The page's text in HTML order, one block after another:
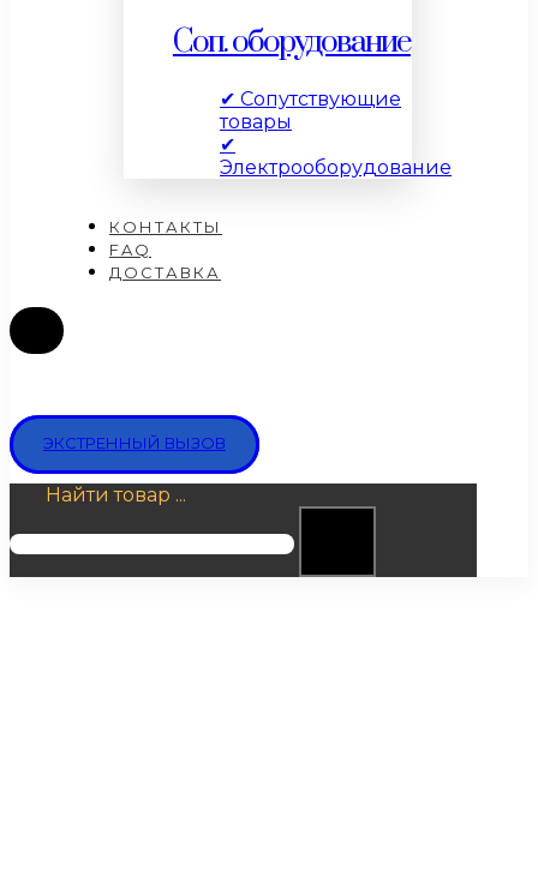
Соп. оборудование
✔ Сопутствующие
товары
✔
Электрооборудование
КОНТАКТЫ
FAQ
ДОСТАВКА
ЭКСТРЕННЫЙ ВЫЗОВ
Найти товар ...